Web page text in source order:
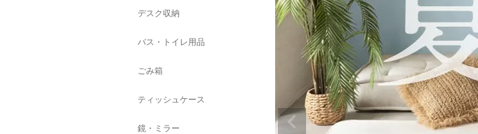
デスク収納
バス・トイレ用品
ごみ箱
ティッシュケース
鏡・ミラー